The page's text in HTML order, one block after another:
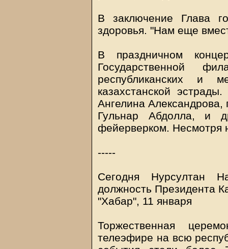
В заключение Глава
здоровья. "Нам еще
В праздничном
Государственной
республиканских и
казахстанской
Ангелина
Гульнар Абдолла, и
фейерверком. Несмотря
-----
Сегодня Нурсултан
должность Президента
"Хабар", 11 января
Торжественная
телеэфире на всю